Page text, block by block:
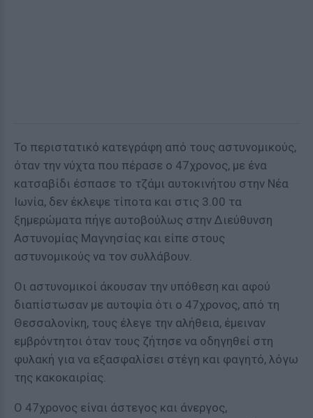
Το περιστατικό κατεγράφη από τους αστυνομικούς,
όταν την νύχτα που πέρασε ο 47χρονος, με ένα
κατσαβίδι έσπασε το τζάμι αυτοκινήτου στην Νέα
Ιωνία, δεν έκλεψε τίποτα και στις 3.00 τα
ξημερώματα πήγε αυτοβούλως στην Διεύθυνση
Αστυνομίας Μαγνησίας και είπε στους
αστυνομικούς να τον συλλάβουν.
Οι αστυνομικοί άκουσαν την υπόθεση και αφού
διαπίστωσαν με αυτοψία ότι ο 47χρονος, από τη
Θεσσαλονίκη, τους έλεγε την αλήθεια, έμειναν
εμβρόντητοι όταν τους ζήτησε να οδηγηθεί στη
φυλακή για να εξασφαλίσει στέγη και φαγητό, λόγω
της κακοκαιρίας.
Ο 47χρονος είναι άστεγος και άνεργος,